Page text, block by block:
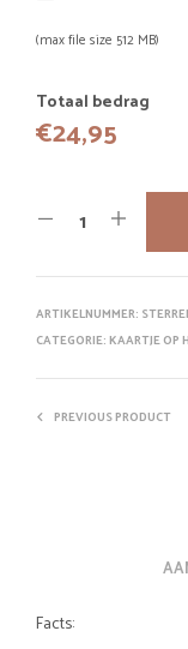
(max file size 512 MB)
Totaal bedrag
€24,95
ARTIKELNUMMER:
CATEGORIE:KAARTJE OP
PREVIOUS PRODUCT
Facts: